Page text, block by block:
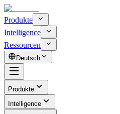
Produkte
Intelligence
Ressourcen
Deutsch
Produkte
Intelligence